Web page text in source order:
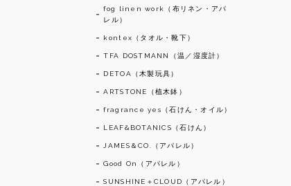
fog linen work（布リネン・アパ
レル）
kontex（タオル・靴下）
TFA DOSTMANN（温／湿度計）
DETOA（木製玩具）
ARTSTONE（植木鉢）
fragrance yes（石けん・オイル）
LEAF&BOTANICS（石けん）
JAMES＆CO.（アパレル）
Good On（アパレル）
SUNSHINE＋CLOUD（アパレル）